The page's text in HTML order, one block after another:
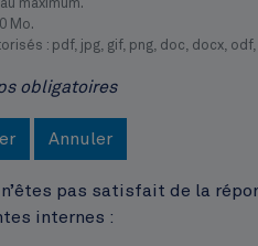
maximum.
Mo.
: pdf, jpg, gif, png, doc, docx,
obligatoires
Annuler
pas satisfait de la
internes :